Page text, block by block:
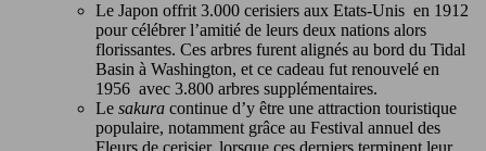
Le Japon offrit 3.000 cerisiers aux Etats-Unis en 1912
pour célébrer l’amitié de leurs deux nations alors
florissantes. Ces arbres furent alignés au bord du Tidal
Basin à Washington, et ce cadeau fut renouvelé en
1956 avec 3.800 arbres supplémentaires.
Le sakura continue d’y être une attraction touristique
populaire, notamment grâce au Festival annuel des